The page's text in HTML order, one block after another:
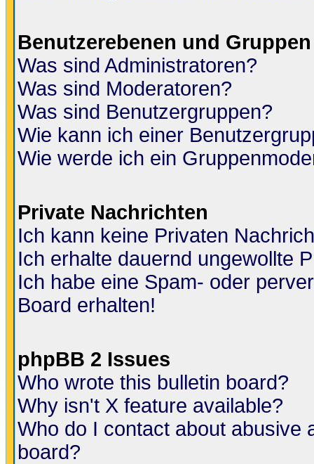
Benutzerebenen und Gruppen
Was sind Administratoren?
Was sind Moderatoren?
Was sind Benutzergruppen?
Wie kann ich einer
Wie werde ich ein
Private Nachrichten
Ich kann keine Privaten
Ich erhalte dauernd ungewollte
Ich habe eine Spam- oder
Board erhalten!
phpBB 2 Issues
Who wrote this bulletin board?
Why isn't X feature available?
Who do I contact about abusive
board?